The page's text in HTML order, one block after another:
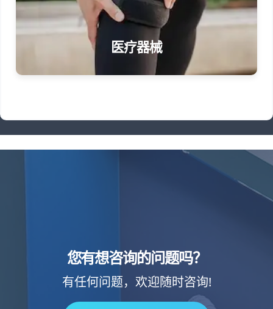
医疗器械
您有想咨询的问题吗？
有任何问题，欢迎随时咨询!